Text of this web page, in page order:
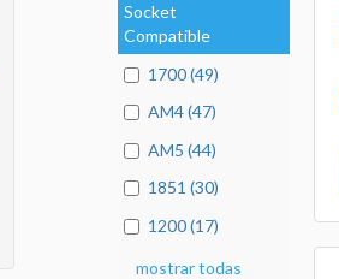
Socket
Compatible
1700 (49)
AM4 (47)
AM5 (44)
1851 (30)
1200 (17)
mostrar todas